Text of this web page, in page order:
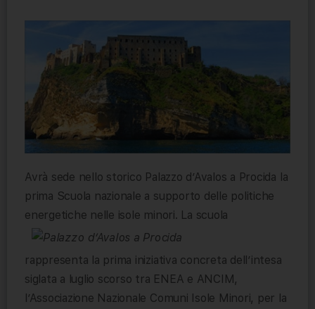
Avrà sede nello storico Palazzo d’Avalos a Procida la
prima Scuola nazionale a supporto delle politiche
energetiche nelle isole minori. La scuola
rappresenta la prima iniziativa concreta dell’intesa
siglata a luglio scorso tra ENEA e ANCIM,
l’Associazione Nazionale Comuni Isole Minori, per la